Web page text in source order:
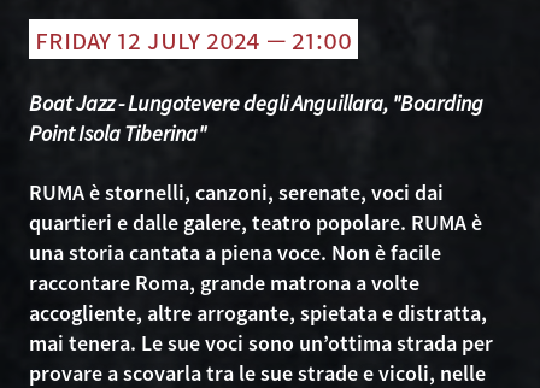
friday 12 july 2024 — 21:00
Boat Jazz - Lungotevere degli Anguillara, "Boarding
Point Isola Tiberina"
RUMA è stornelli, canzoni, serenate, voci dai
quartieri e dalle galere, teatro popolare. RUMA è
una storia cantata a piena voce. Non è facile
raccontare Roma, grande matrona a volte
accogliente, altre arrogante, spietata e distratta,
mai tenera. Le sue voci sono un’ottima strada per
provare a scovarla tra le sue strade e vicoli, nelle